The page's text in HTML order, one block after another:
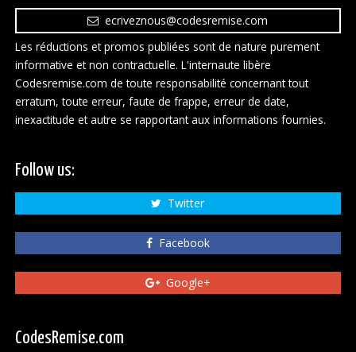
ecriveznous@codesremise.com
Les réductions et promos publiées sont de nature purement
informative et non contractuelle. L'internaute libère
Codesremise.com de toute responsabilité concernant tout
erratum, toute erreur, faute de frappe, erreur de date,
inexactitude et autre se rapportant aux informations fournies.
Follow us:
Twitter
Facebook
Google+
CodesRemise.com